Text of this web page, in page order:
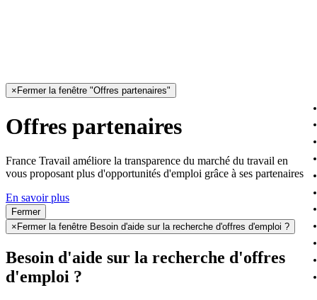
× Fermer la fenêtre "Offres partenaires"
Offres partenaires
France Travail améliore la transparence du marché du travail en
vous proposant plus d'opportunités d'emploi grâce à ses partenaires
En savoir plus
Fermer
× Fermer la fenêtre Besoin d'aide sur la recherche d'offres d'emploi ?
Besoin d'aide sur la recherche d'offres
d'emploi ?